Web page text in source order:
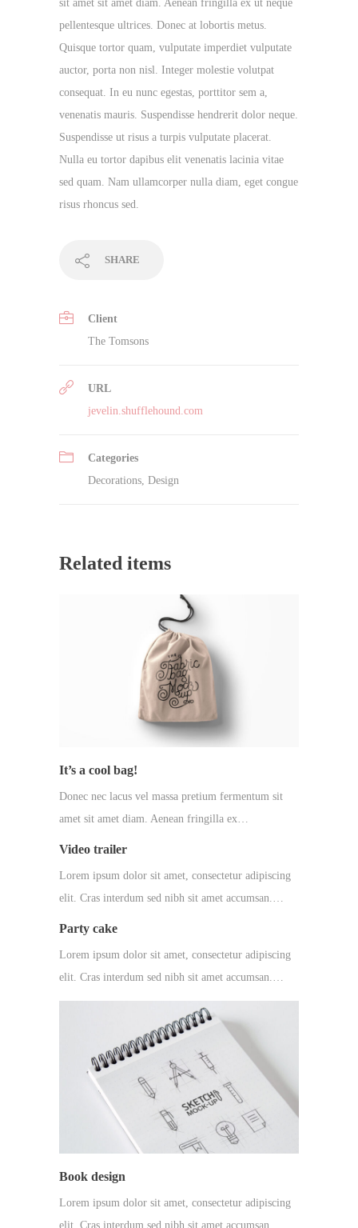
sit amet sit amet diam. Aenean fringilla ex ut neque
pellentesque ultrices. Donec at lobortis metus.
Quisque tortor quam, vulputate imperdiet vulputate
auctor, porta non nisl. Integer molestie volutpat
consequat. In eu nunc egestas, porttitor sem a,
venenatis mauris. Suspendisse hendrerit dolor neque.
Suspendisse ut risus a turpis vulputate placerat.
Nulla eu tortor dapibus elit venenatis lacinia vitae
sed quam. Nam ullamcorper nulla diam, eget congue
risus rhoncus sed.
SHARE
Client
The Tomsons
URL
jevelin.shufflehound.com
Categories
Decorations Design
Related items
It’s a cool bag!
Donec nec lacus vel massa pretium fermentum sit
amet sit amet diam. Aenean fringilla ex…
Video trailer
Lorem ipsum dolor sit amet, consectetur adipiscing
elit. Cras interdum sed nibh sit amet accumsan.…
Party cake
Lorem ipsum dolor sit amet, consectetur adipiscing
elit. Cras interdum sed nibh sit amet accumsan.…
Book design
Lorem ipsum dolor sit amet, consectetur adipiscing
elit. Cras interdum sed nibh sit amet accumsan.…